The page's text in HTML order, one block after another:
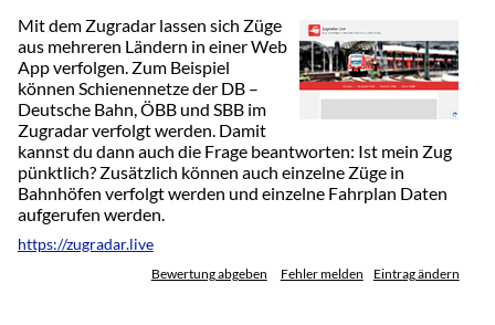
Mit dem Zugradar lassen sich Züge
aus mehreren Ländern in einer Web
App verfolgen. Zum Beispiel
können Schienennetze der DB –
Deutsche Bahn, ÖBB und SBB im
Zugradar verfolgt werden. Damit
kannst du dann auch die Frage beantworten: Ist mein Zug
pünktlich? Zusätzlich können auch einzelne Züge in
Bahnhöfen verfolgt werden und einzelne Fahrplan Daten
aufgerufen werden.
https://zugradar.live
Bewertung abgeben Fehler melden Eintrag ändern